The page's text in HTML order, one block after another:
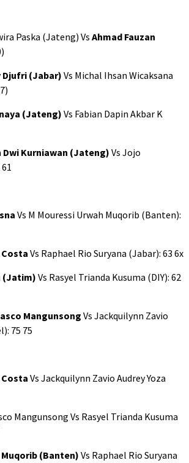
Paska (Jateng) Vs Ahmad Fauzan
Djufri (Jabar) Vs Michal Ihsan Wicaksana
(Jateng) Vs Fabian Dapin Akbar K
Kurniawan (Jateng) Vs Jojo
Vs M Mouressi Urwah Muqorib (Banten):
Vs Raphael Rio Suryana (Jabar): 63 6x
(Jatim)Vs Rasyel Trianda Kusuma (DIY): 62
Mangunsong Vs Jackquilynn Zavio
75 75
Vs Jackquilynn Zavio Audrey Yoza
Mangunsong Vs Rasyel Trianda Kusuma
(Banten) Vs Raphael Rio Suryana